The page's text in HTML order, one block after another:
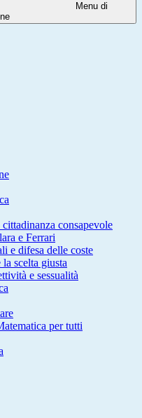
Menu di
consapevole
e Ferrari
e difesa delle coste
scelta giusta
e sessualità
per tutti